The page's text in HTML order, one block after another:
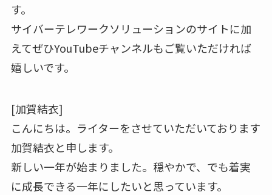
す。
サイバーテレワークソリューションのサイトに加
えてぜひYouTubeチャンネルもご覧いただければ
嬉しいです。
[加賀結衣]
こんにちは。ライターをさせていただいております
加賀結衣と申します。
新しい一年が始まりました。穏やかで、でも着実
に成長できる一年にしたいと思っています。